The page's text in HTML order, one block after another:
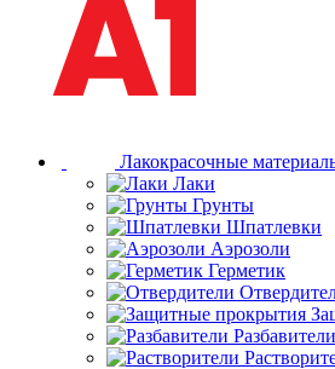
Лакокрасочные
Лаки
Грунты
Шпатлевки
Аэрозоли
Герметик
Разбавители